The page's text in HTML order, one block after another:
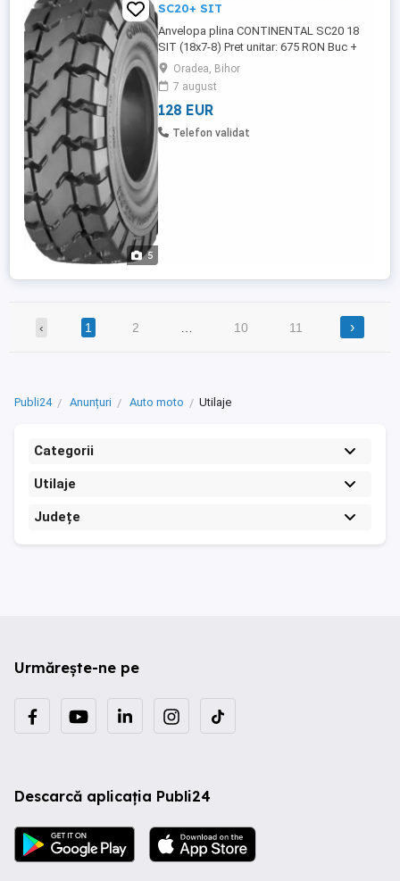
5
SC20+ SIT
Anvelopa plina CONTINENTAL SC20 18
SIT (18x7-8) Pret unitar: 675 RON Buc +
TVA - pretul este in RON buc fara TVA,
taxa de mediu si transportul pana la
beneficiar Continental SC20 ROBUST sunt
anvelope pline de calitate premium
utilizate pe stivuitoare si utilaje industriale.
Oradea, Bihor
7 august
128 EUR
Telefon validat
‹ 1 2 10 11 ›
Publi24 Anunțuri Auto moto Utilaje
Categorii
Utilaje
Județe
Urmărește-ne pe
Descarcă aplicația Publi24